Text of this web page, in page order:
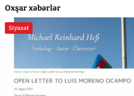
Oxşar xəbərlər
Siyasət